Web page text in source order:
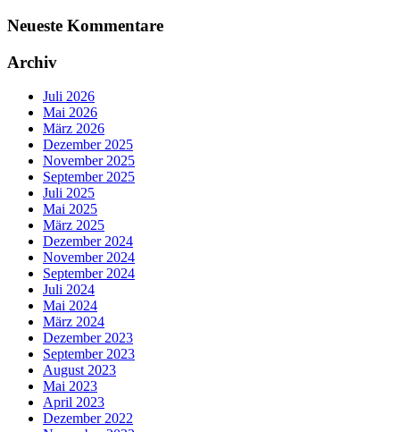
Neueste Kommentare
Archiv
Juli 2026
Mai 2026
März 2026
Dezember 2025
November 2025
September 2025
Juli 2025
Mai 2025
März 2025
Dezember 2024
November 2024
September 2024
Juli 2024
Mai 2024
März 2024
Dezember 2023
September 2023
August 2023
Mai 2023
April 2023
Dezember 2022